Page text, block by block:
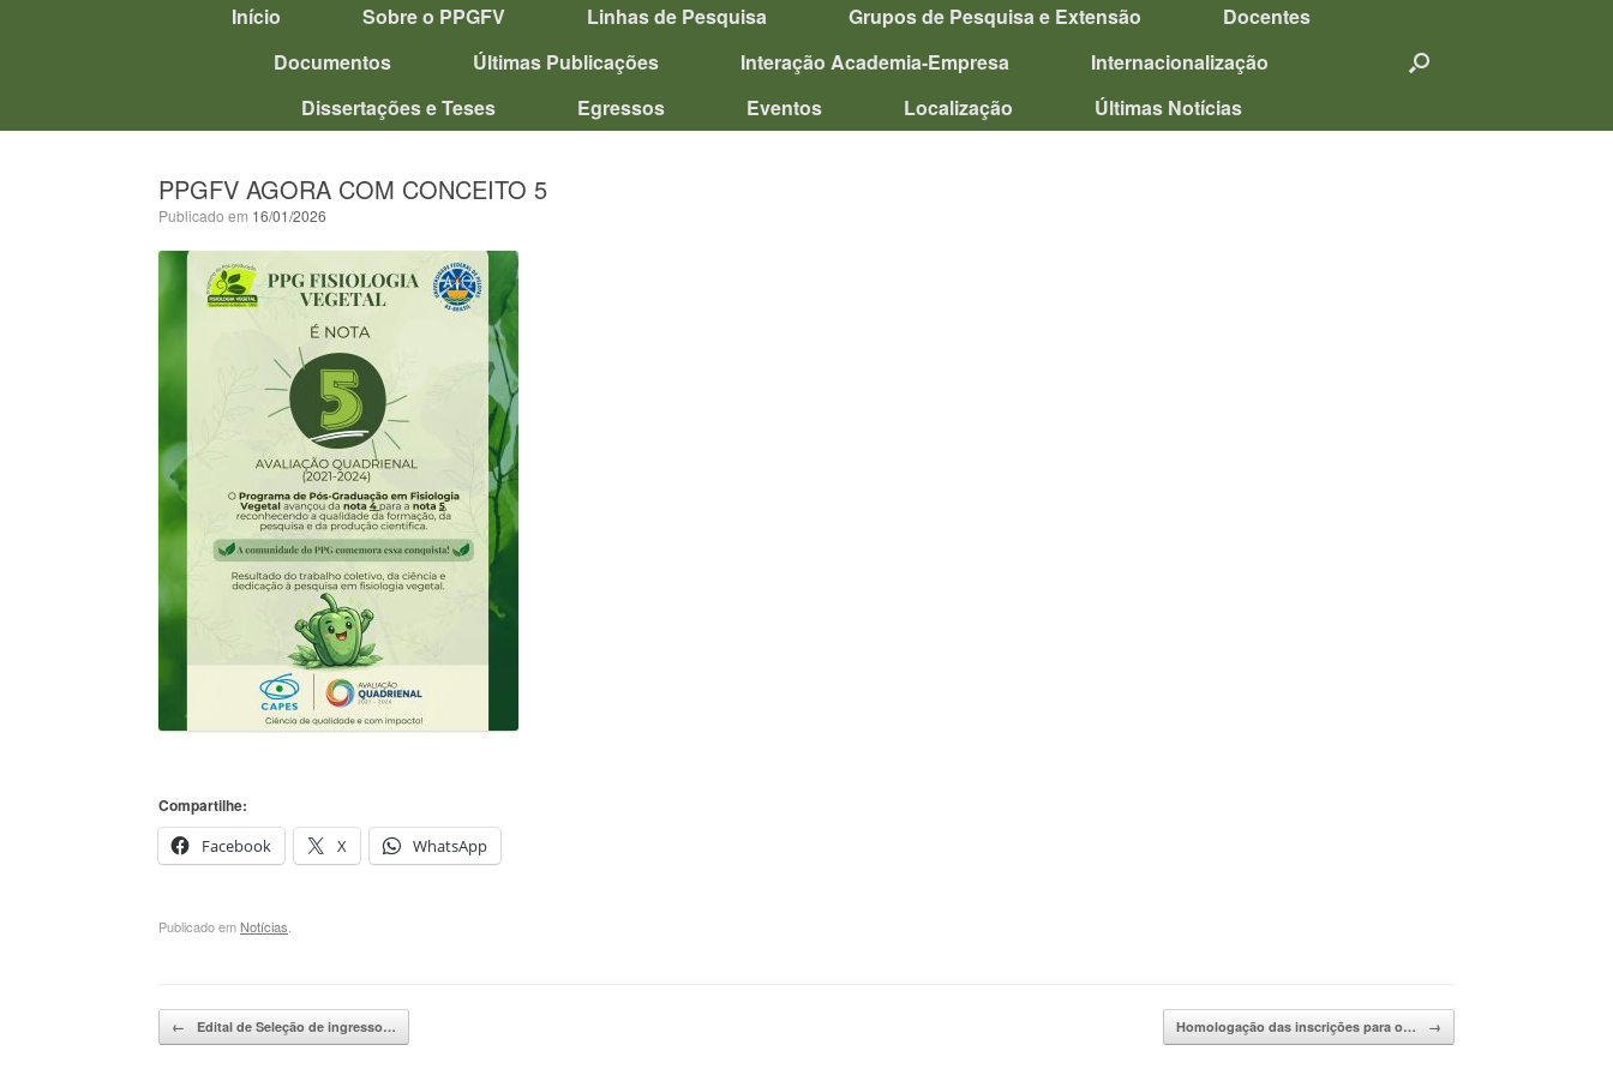
Início Sobre o PPGFV Linhas de Pesquisa Grupos de Pesquisa e Extensão
Docentes
Documentos
Últimas Publicações Interação Academia-Empresa
Internacionalização
Dissertações e Teses
Egressos Eventos Localização Últimas Notícias
PPGFV AGORA COM CONCEITO 5
Publicado em 16/01/2026
Compartilhe:
Facebook
X WhatsApp
Publicado em Notícias
Navegação de posts
← Edital de Seleção de ingresso… Homologação das inscrições para o… →